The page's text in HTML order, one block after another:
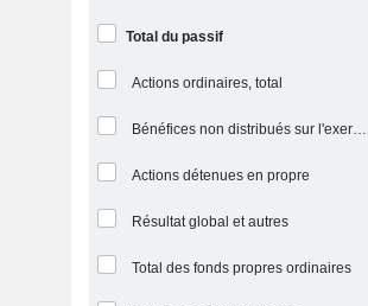
Total du passif
Actions ordinaires, total
Bénéfices non distribués sur l'exercice
Actions détenues en propre
Résultat global et autres
Total des fonds propres ordinaires